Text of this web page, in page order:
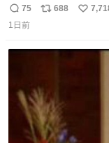
きからずっと水出し
気を逃がし、熱く
返
信
75
リ
688
い
1日前